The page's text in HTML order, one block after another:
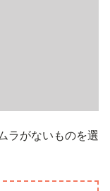
ラがないものを選